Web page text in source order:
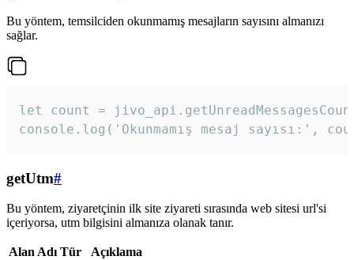
Bu yöntem, temsilciden okunmamış mesajların sayısını almanızı
sağlar.
let count =
console.log('Okunmamış mesaj sayısı:',
getUtm#
Bu yöntem, ziyaretçinin ilk site ziyareti sırasında web sitesi url'si
içeriyorsa, utm bilgisini almanıza olanak tanır.
Alan Adı Tür
Açıklama